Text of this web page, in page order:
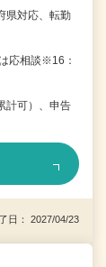
県対応、転勤
応相談※16：
計可）、申告
日： 2027/04/23